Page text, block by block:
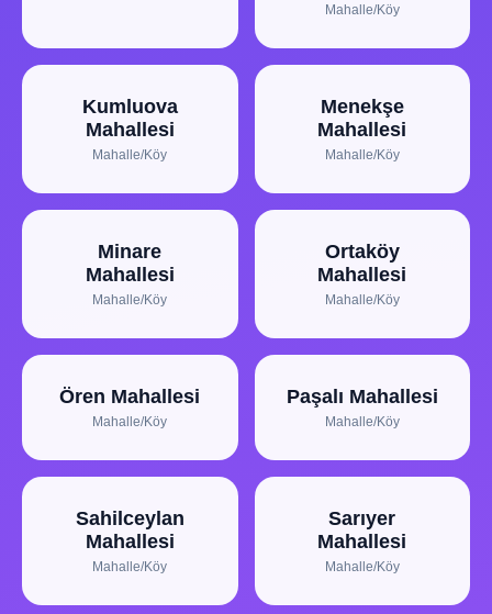
Mahalle/Köy
Kumluova
Mahallesi
Mahalle/Köy
Menekşe
Mahallesi
Mahalle/Köy
Minare
Mahallesi
Mahalle/Köy
Ortaköy
Mahallesi
Mahalle/Köy
Ören Mahallesi
Mahalle/Köy
Paşalı Mahallesi
Mahalle/Köy
Sahilceylan
Mahallesi
Mahalle/Köy
Sarıyer
Mahallesi
Mahalle/Köy